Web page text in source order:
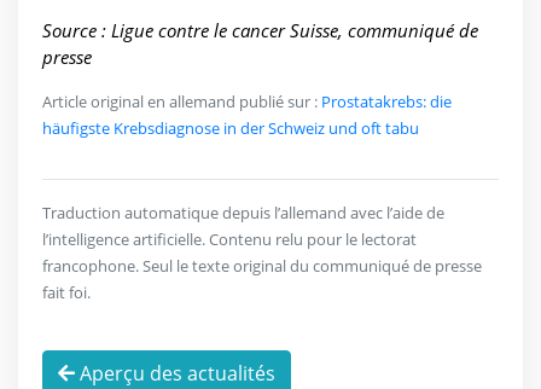
Source : Ligue contre le cancer Suisse, communiqué de
presse
Article original en allemand publié sur : Prostatakrebs: die
häufigste Krebsdiagnose in der Schweiz und oft tabu
Traduction automatique depuis l’allemand avec l’aide de
l’intelligence artificielle. Contenu relu pour le lectorat
francophone. Seul le texte original du communiqué de presse
fait foi.
Aperçu des actualités